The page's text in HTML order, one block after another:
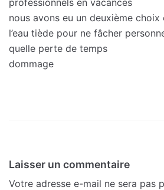
nous avons eu un deuxième
l’eau tiède pour ne fâcher
quelle perte de temps
dommage
Laisser un commentaire
Votre adresse e-mail ne sera pas